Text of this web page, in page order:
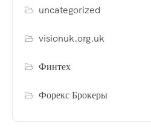
uncategorized
visionuk.org.uk
Финтех
Форекс Брокеры